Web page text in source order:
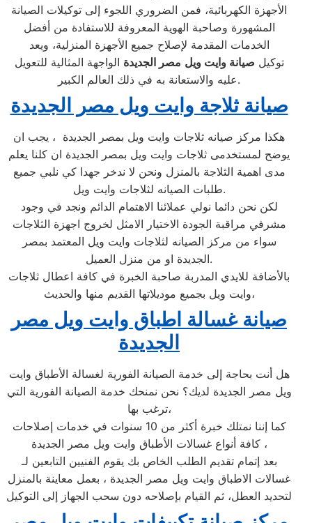
الأجهزة الكهربائية، فمن الضروري اللجوء إلى توكيلات الصيانة
المشهورة وصاحبة الهوية المعروفة للاستفادة من أفضل
الخدمات المقدمة لإصلاح جميع الأجهزة المنزلية، ويعد
توكيل صيانةوايت ويل مصر الجديدة الواجهة المثالية للتعويل
عليه والاستعانة به في ذلك العالم الكبير.
صيانة ثلاجة وايت ويل مصر الجديدة
هكذا مركز صيانه ثلاجات وايت ويل بمصر الجديدة ، يجب ان
يوضح لمستخدمى ثلاجات وايت ويل بمصر الجديدة ان كلنا يعلم
مدى اهمية الثلاجة بالمنزل ونحن لا ندخر جهدا كي نلبي جميع
طلبات الصيانه لثلاجات وايت ويل.
لكن نحن دائما نولي عملائنا الاهتمام الدائم ونجد في وجود
مشرفي مراقبة الجودة الاختيار الامثل لخروج اجهزة الثلاجات
سواء من مركز الصيانه لثلاجات وايت ويل المعتمد بمصر
الجديدة او من منزل العميل.
بالأضافة للايدي المدربة صاحبة الخبرة في كافة اعطال ثلاجات
وايت ويل بجميع موديلاتها القديم منها والحديث،
صيانة غسالة اطباق وايت ويل مصر
الجديدة
هل أنت بحاجة إلى خدمة الصيانة الفورية لغسالة الأطباق وايت
ويل مصر الجديدة لديك؟ نحن نمنحك خدمة الصيانة الفورية التي
ترغب بها،
كما إننا نمتلك خبرة أكثر من 10 سنوات في خدمات إصلاحات
كافة أنواع غسالات الأطباق وايت ويل مصر الجديدة ،
بعد إتمام تقديم الطلب الخاص بك يقوم الفنيين التابعين لـ
غسالات الاطباق وايت ويل مصر الجديدة ، بعمل معاينة بالمنزل
لتحديد العطل، ثم القيام بإصلاحه دون سحب الجهاز إلى التوكيل